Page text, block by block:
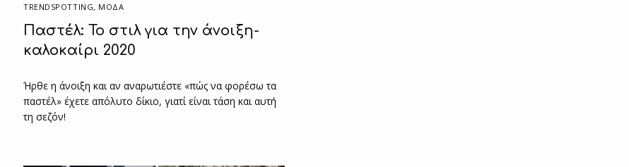
TRENDSPOTTING, ΜΟΔΑ
Παστέλ: Το στιλ για την άνοιξη-
καλοκαίρι 2020
Ήρθε η άνοιξη και αν αναρωτιέστε «πώς να φορέσω τα
παστέλ» έχετε απόλυτο δίκιο, γιατί είναι τάση και αυτή
τη σεζόν!